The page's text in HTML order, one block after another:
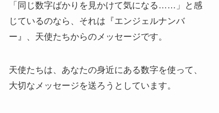
「同じ数字ばかりを見かけて気になる……」と感
じているのなら、それは『エンジェルナンバ
ー』、天使たちからのメッセージです。
天使たちは、あなたの身近にある数字を使って、
大切なメッセージを送ろうとしています。